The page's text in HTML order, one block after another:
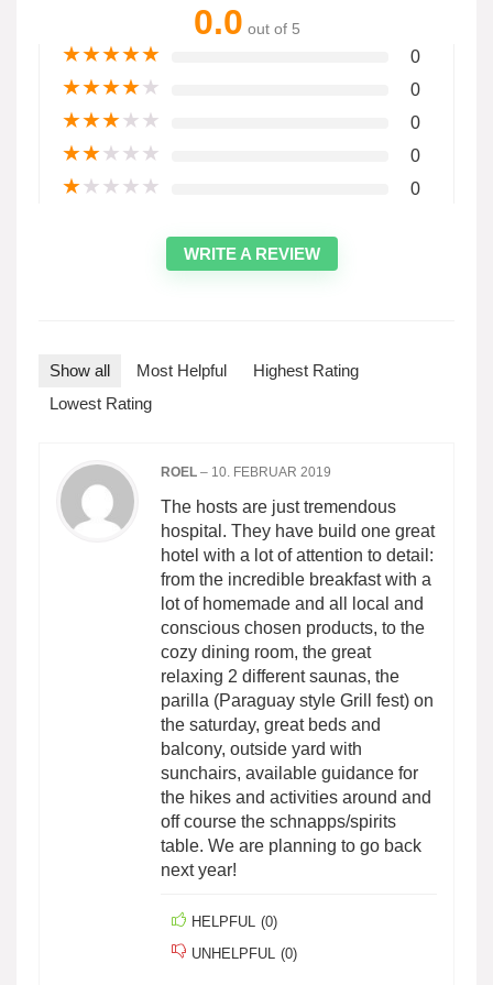
0.0 out of 5
★★★★★ 0
★★★★★ 0
★★★★★ 0
★★★★★ 0
★★★★★ 0
WRITE A REVIEW
Show all Most Helpful
Highest Rating
Lowest Rating
ROEL – 10. FEBRUAR 2019
The hosts are just tremendous
hospital. They have build one great
hotel with a lot of attention to detail:
from the incredible breakfast with a
lot of homemade and all local and
conscious chosen products, to the
cozy dining room, the great
relaxing 2 different saunas, the
parilla (Paraguay style Grill fest) on
the saturday, great beds and
balcony, outside yard with
sunchairs, available guidance for
the hikes and activities around and
off course the schnapps/spirits
table. We are planning to go back
next year!
HELPFUL (0)
UNHELPFUL (0)